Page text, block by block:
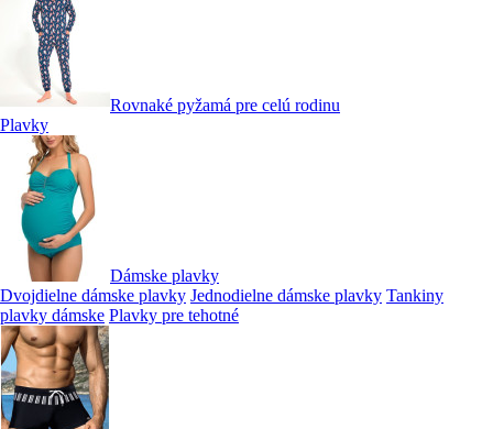
Rovnaké pyžamá pre celú rodinu
Plavky
Dámske plavky
Dvojdielne dámske plavky Jednodielne dámske plavky Tankiny
plavky dámske Plavky pre tehotné